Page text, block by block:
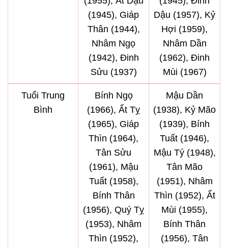
(1945), Giáp
Thân (1944),
Nhâm Ngọ
(1942), Đinh
Sửu (1937)
Dậu (1957), Kỷ
Hợi (1959),
Nhâm Dần
(1962), Đinh
Mùi (1967)
Tuổi Trung
Bình
Bính Ngọ
(1966), Ất Tỵ
(1965), Giáp
Thìn (1964),
Tân Sửu
(1961), Mậu
Tuất (1958),
Bính Thân
(1956), Quý Tỵ
(1953), Nhâm
Thìn (1952),
Mậu Dần
(1938), Kỷ Mão
(1939), Bính
Tuất (1946),
Mậu Tý (1948),
Tân Mão
(1951), Nhâm
Thìn (1952), Ất
Mùi (1955),
Bính Thân
(1956), Tân